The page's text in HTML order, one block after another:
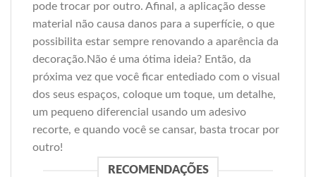
pode trocar por outro. Afinal, a aplicação desse
material não causa danos para a superfície, o que
possibilita estar sempre renovando a aparência da
decoração.Não é uma ótima ideia? Então, da
próxima vez que você ficar entediado com o visual
dos seus espaços, coloque um toque, um detalhe,
um pequeno diferencial usando um adesivo
recorte, e quando você se cansar, basta trocar por
outro!
RECOMENDAÇÕES